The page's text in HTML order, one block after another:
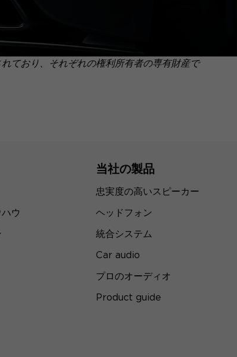
ており、それぞれの権利所有者の専有財産で
ウ
当社の製品
忠実度の高いスピーカー
ヘッドフォン
統合システム
Car audio
プロのオーディオ
Product guide